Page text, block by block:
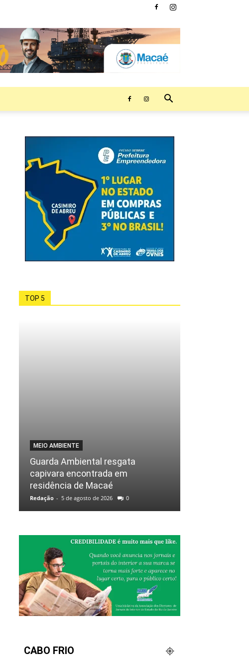
TOP 5
MEIO AMBIENTE
Guarda Ambiental resgata
capivara encontrada em
residência de Macaé
Redação - 5 de agosto de 2026 0
CABO FRIO